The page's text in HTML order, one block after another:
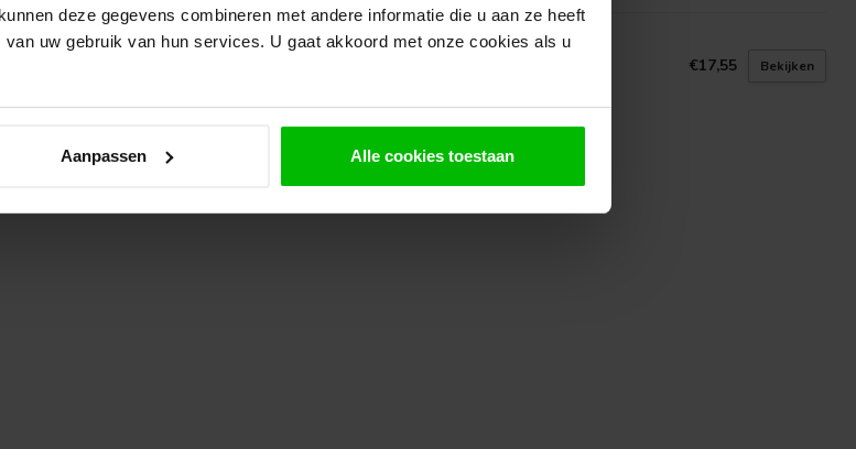
deze gegevens combineren met andere informatie die u aan ze heeft
uw gebruik van hun services. U gaat akkoord met onze cookies als u
Aanpassen Alle cookies toestaan
VAN GELDER IJZERWAREN
€17,55 Bekijken